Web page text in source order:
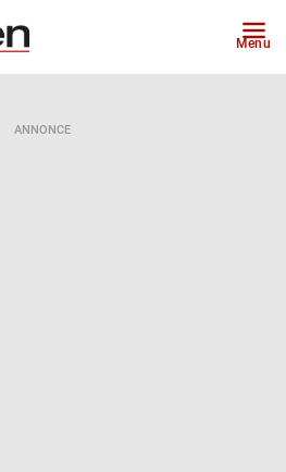
Menu
ANNONCE